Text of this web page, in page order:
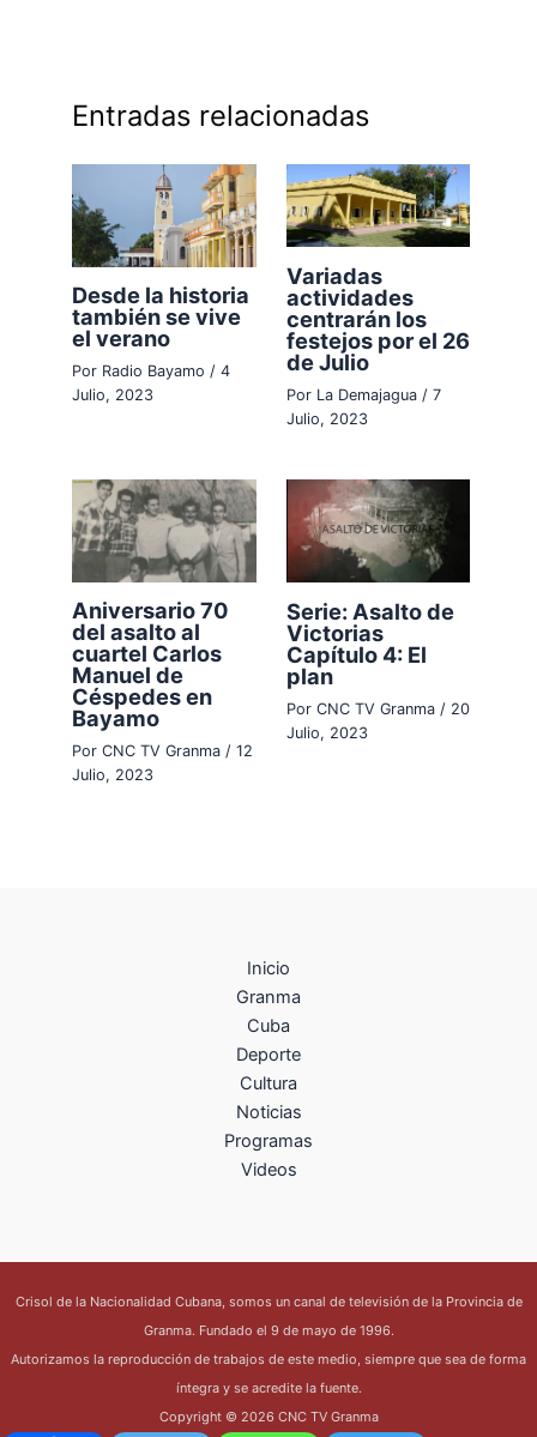
Entradas relacionadas
Desde la historia
también se vive
el verano
Por Radio Bayamo/4
Julio, 2023
Variadas
actividades
centrarán los
festejos por el 26
de Julio
Por La Demajagua / 7
Julio, 2023
Aniversario 70
del asalto al
cuartel Carlos
Manuel de
Céspedes en
Bayamo
PorCNC TV Granma/12
Julio, 2023
Serie: Asalto de
Victorias
Capítulo 4: El
plan
Por CNC TV Granma / 20
Julio, 2023
Inicio
Granma
Cuba
Deporte
Cultura
Noticias
Programas
Videos
Crisol de la Nacionalidad Cubana, somos un canal de televisión de la Provincia de
Granma. Fundado el 9 de mayo de 1996.
Autorizamos la reproducción de trabajos de este medio, siempre que sea de forma
íntegra y se acredite la fuente.
Copyright © 2026 CNC TV Granma